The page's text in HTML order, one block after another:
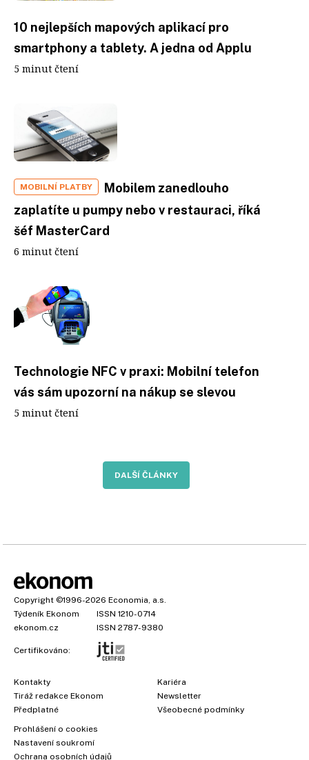
10 nejlepších mapových aplikací pro
smartphony a tablety. A jedna od Applu
5 minut čtení
MOBILNÍ PLATBY
Mobilem zanedlouho
zaplatíte u pumpy nebo v restauraci, říká
šéf MasterCard
6 minut čtení
Technologie NFC v praxi: Mobilní telefon
vás sám upozorní na nákup se slevou
5 minut čtení
DALŠÍ ČLÁNKY
Copyright ©1996-2026 Economia, a.s.
Týdeník Ekonom
ISSN 1210-0714
ekonom.cz
ISSN 2787-9380
Certifikováno:
Kontakty
Tiráž redakce Ekonom
Předplatné
Kariéra
Newsletter
Všeobecné podmínky
Prohlášení o cookies
Nastavení soukromí
Ochrana osobních údajů